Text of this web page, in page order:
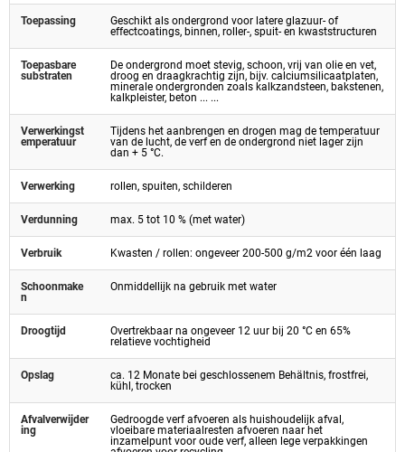
Toepassing
Geschikt als ondergrond voor latere glazuur- of
effectcoatings, binnen, roller-, spuit- en kwaststructuren
Toepasbare
substraten
De ondergrond moet stevig, schoon, vrij van olie en vet,
droog en draagkrachtig zijn, bijv. calciumsilicaatplaten,
minerale ondergronden zoals kalkzandsteen, bakstenen,
kalkpleister, beton ... ...
Verwerkingst
emperatuur
Tijdens het aanbrengen en drogen mag de temperatuur
van de lucht, de verf en de ondergrond niet lager zijn
dan + 5 °C.
Verwerking rollen, spuiten, schilderen
Verdunning max. 5 tot 10 % (met water)
Verbruik Kwasten / rollen: ongeveer 200-500 g/m2 voor één laag
Schoonmake
n
Onmiddellijk na gebruik met water
Droogtijd
Overtrekbaar na ongeveer 12 uur bij 20 °C en 65%
relatieve vochtigheid
Opslag
ca. 12 Monate bei geschlossenem Behältnis, frostfrei,
kühl, trocken
Afvalverwijder
ing
Gedroogde verf afvoeren als huishoudelijk afval,
vloeibare materiaalresten afvoeren naar het
inzamelpunt voor oude verf, alleen lege verpakkingen